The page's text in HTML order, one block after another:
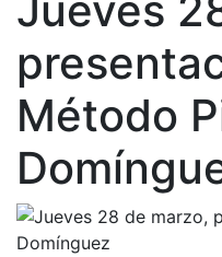
Historia
historia
Cronología
Presidentes
Organización
Junta
directiva
Método